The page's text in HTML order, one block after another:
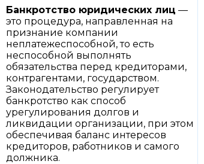
Банкротство юридических лиц —
это процедура, направленная на
признание компании
неплатежеспособной, то есть
неспособной выполнять
обязательства перед кредиторами,
контрагентами, государством.
Законодательство регулирует
банкротство как способ
урегулирования долгов и
ликвидации организации, при этом
обеспечивая баланс интересов
кредиторов, работников и самого
должника.